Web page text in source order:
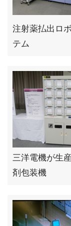
注射薬払出ロ
テム
三洋電機が生
剤包装機